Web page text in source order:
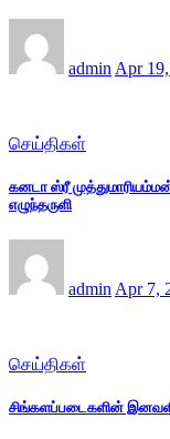
admin Apr
செய்திகள்
கனடா ஸ்ரீ
எழுந்தருளி
admin Apr 7,
செய்திகள்
சிங்களப்படைகளின்